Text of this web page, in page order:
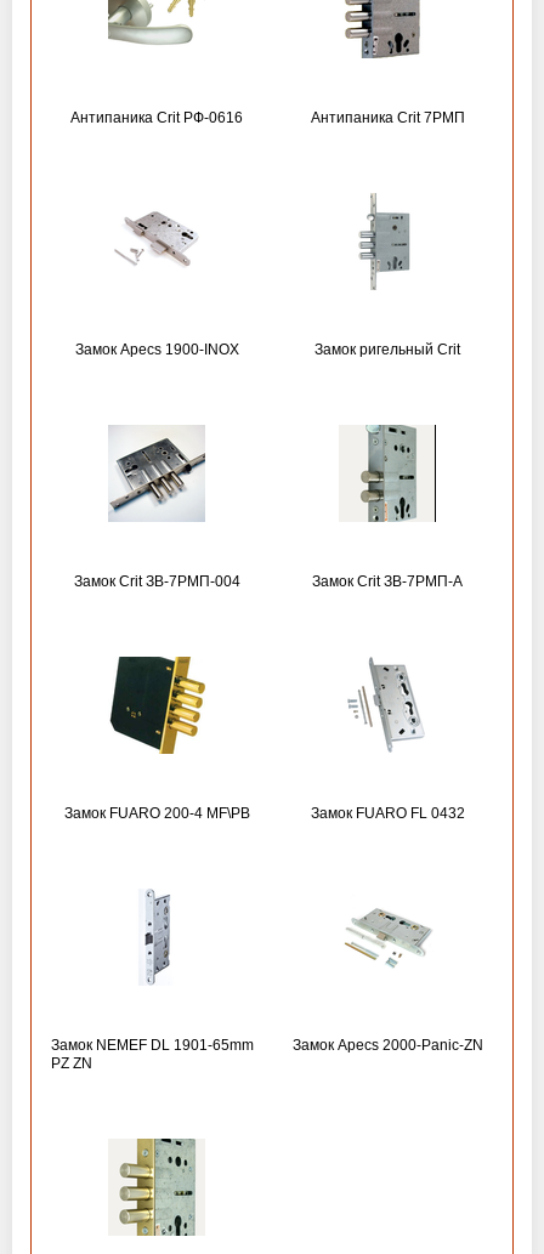
Антипаника Crit РФ-0616 Антипаника Crit 7РМП
Замок Apecs 1900-INOX Замок ригельный Crit
Замок Crit ЗВ-7РМП-004 Замок Crit ЗВ-7РМП-А
Замок FUARO 200-4 MF\РВ Замок FUARO FL 0432
Замок NEMEF DL 1901-65mm
PZ ZN
Замок Apecs 2000-Panic-ZN